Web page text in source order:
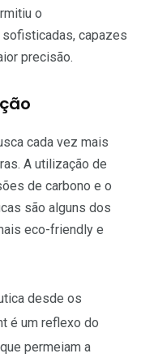
o
capazes
precisão.
cada vez mais
A utilização de
de carbono e o
são alguns dos
eco-friendly e
desde os
é um reflexo do
permeiam a